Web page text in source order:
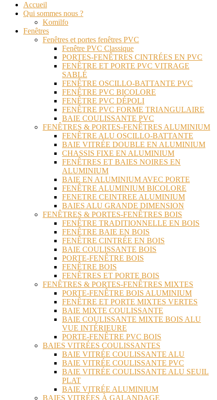
Accueil
Qui sommes nous ?
Komilfo
Fenêtres
Fenêtres et portes fenêtres PVC
Fenêtre PVC Classique
PORTES-FENÊTRES CINTRÉES EN PVC
FENÊTRE ET PORTE PVC VITRAGE
SABLÉ
FENÊTRE OSCILLO-BATTANTE PVC
FENÊTRE PVC BICOLORE
FENÊTRE PVC DÉPOLI
FENÊTRE PVC FORME TRIANGULAIRE
BAIE COULISSANTE PVC
FENÊTRES & PORTES-FENÊTRES ALUMINIUM
FENÊTRE ALU OSCILLO-BATTANTE
BAIE VITRÉE DOUBLE EN ALUMINIUM
CHASSIS FIXE EN ALUMINIUM
FENÊTRES ET BAIES NOIRES EN
ALUMINIUM
BAIE EN ALUMINIUM AVEC PORTE
FENÊTRE ALUMINIUM BICOLORE
FENETRE CEINTREE ALUMINIUM
BAIES ALU GRANDE DIMENSION
FENÊTRES & PORTES-FENÊTRES BOIS
FENÊTRE TRADITIONNELLE EN BOIS
FENÊTRE BAIE EN BOIS
FENÊTRE CINTRÉE EN BOIS
BAIE COULISSANTE BOIS
PORTE-FENÊTRE BOIS
FENÊTRE BOIS
FENÊTRES ET PORTE BOIS
FENÊTRES & PORTES-FENÊTRES MIXTES
PORTE-FENÊTRE BOIS ALUMINIUM
FENÊTRE ET PORTE MIXTES VERTES
BAIE MIXTE COULISSANTE
BAIE COULISSANTE MIXTE BOIS ALU
VUE INTÉRIEURE
PORTE-FENÊTRE PVC BOIS
BAIES VITRÉES COULISSANTES
BAIE VITRÉE COULISSANTE ALU
BAIE VITRÉE COULISSANTE PVC
BAIE VITRÉE COULISSANTE ALU SEUIL
PLAT
BAIE VITRÉE ALUMINIUM
BAIES VITRÉES À GALANDAGE